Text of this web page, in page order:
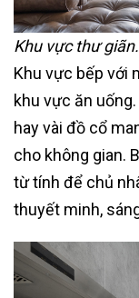
Khu vực thư giãn.
Khu vực bếp với
khu vực ăn
hay vài đồ cổ
cho không gian.
từ tính để chủ
thuyết minh,